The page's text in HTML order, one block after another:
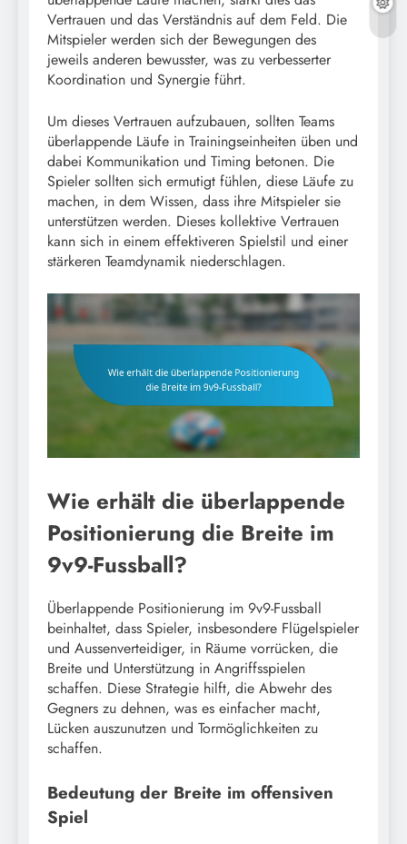
Vertrauen und das Verständnis auf dem Feld. Die
Mitspieler werden sich der Bewegungen des
jeweils anderen bewusster, was zu verbesserter
Koordination und Synergie führt.
Um dieses Vertrauen aufzubauen, sollten Teams
überlappende Läufe in Trainingseinheiten üben und
dabei Kommunikation und Timing betonen. Die
Spieler sollten sich ermutigt fühlen, diese Läufe zu
machen, in dem Wissen, dass ihre Mitspieler sie
unterstützen werden. Dieses kollektive Vertrauen
kann sich in einem effektiveren Spielstil und einer
stärkeren Teamdynamik niederschlagen.
Wie erhält die überlappende
Positionierung die Breite im
9v9-Fussball?
Überlappende Positionierung im 9v9-Fussball
beinhaltet, dass Spieler, insbesondere Flügelspieler
und Aussenverteidiger, in Räume vorrücken, die
Breite und Unterstützung in Angriffsspielen
schaffen. Diese Strategie hilft, die Abwehr des
Gegners zu dehnen, was es einfacher macht,
Lücken auszunutzen und Tormöglichkeiten zu
schaffen.
Bedeutung der Breite im offensiven
Spiel